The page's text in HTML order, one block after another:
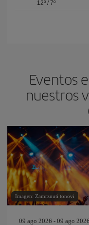
12º /7º
Eventos
nuestros
Imagen: Zamrznuti tonovi
09 ago 2026 - 09 ago 2026